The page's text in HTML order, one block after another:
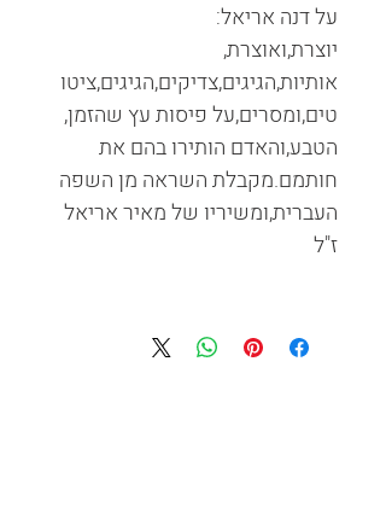
על דנה אריאל:
יוצרת,ואוצרת,
אותיות,הגיגים,צדיקים,הגיגים,ציטו
טים,ומסרים,על פיסות עץ שהזמן,
הטבע,והאדם הותירו בהם את
חותמם.מקבלת השראה מן השפה
העברית,ומשיריו של מאיר אריאל
ז"ל